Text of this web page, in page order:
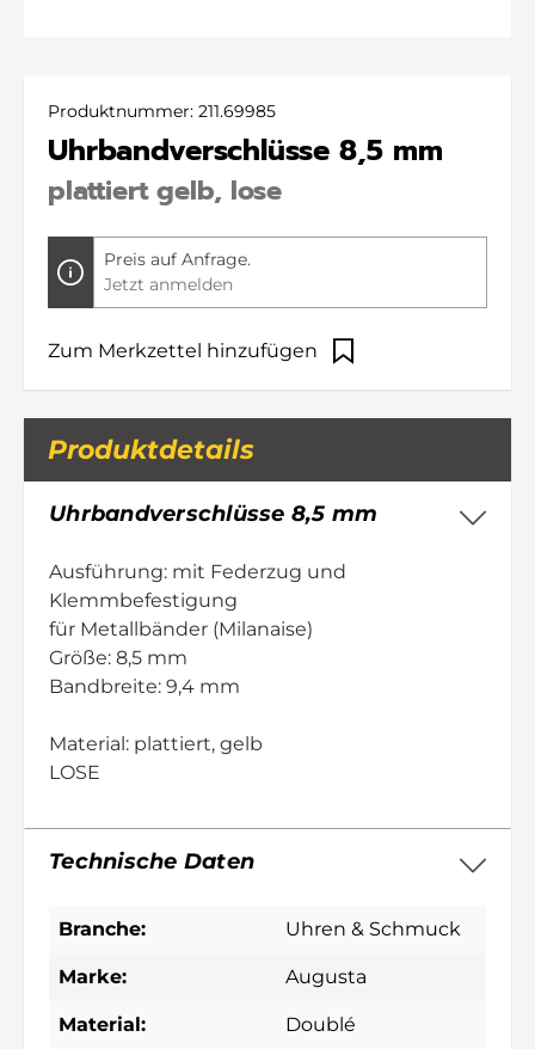
Produktnummer: 211.69985
Uhrbandverschlüsse 8,5 mm
plattiert gelb, lose
Preis auf Anfrage.
Jetzt anmelden
Zum Merkzettel hinzufügen
Produktdetails
Uhrbandverschlüsse 8,5 mm
Ausführung: mit Federzug und
Klemmbefestigung
für Metallbänder (Milanaise)
Größe: 8,5 mm
Bandbreite: 9,4 mm
Material: plattiert, gelb
LOSE
Technische Daten
Branche: Uhren & Schmuck
Marke: Augusta
Material: Doublé